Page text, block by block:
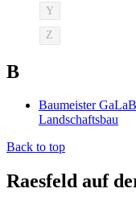
Y
Z
B
Baumeister
Landschaftsbau
Back to top
Raesfeld auf